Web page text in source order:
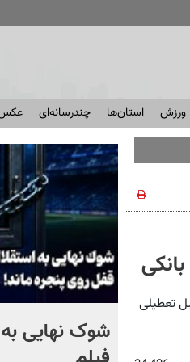
ورزش استان‌ها چندرسانه‌ای
که به دلیل تعطیلی
شوک نهایی